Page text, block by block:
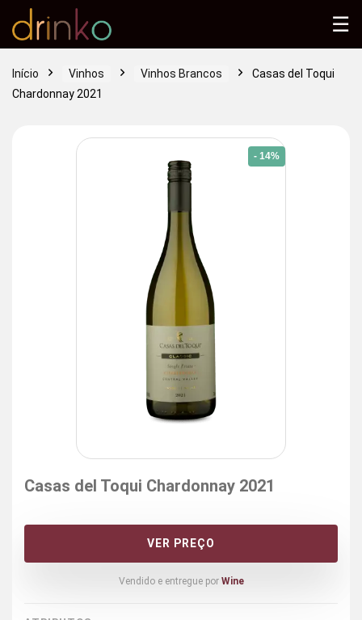
Início Vinhos Vinhos Brancos
Casas del Toqui
Chardonnay 2021
- 14%
Casas del Toqui Chardonnay 2021
VER PREÇO
Vendido e entregue por Wine
☰